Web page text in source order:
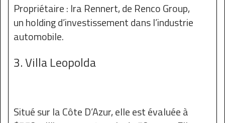
Propriétaire : Ira Rennert, de Renco Group,
un holding d’investissement dans l’industrie
automobile.
3. Villa Leopolda
Situé sur la Côte D’Azur, elle est évaluée à